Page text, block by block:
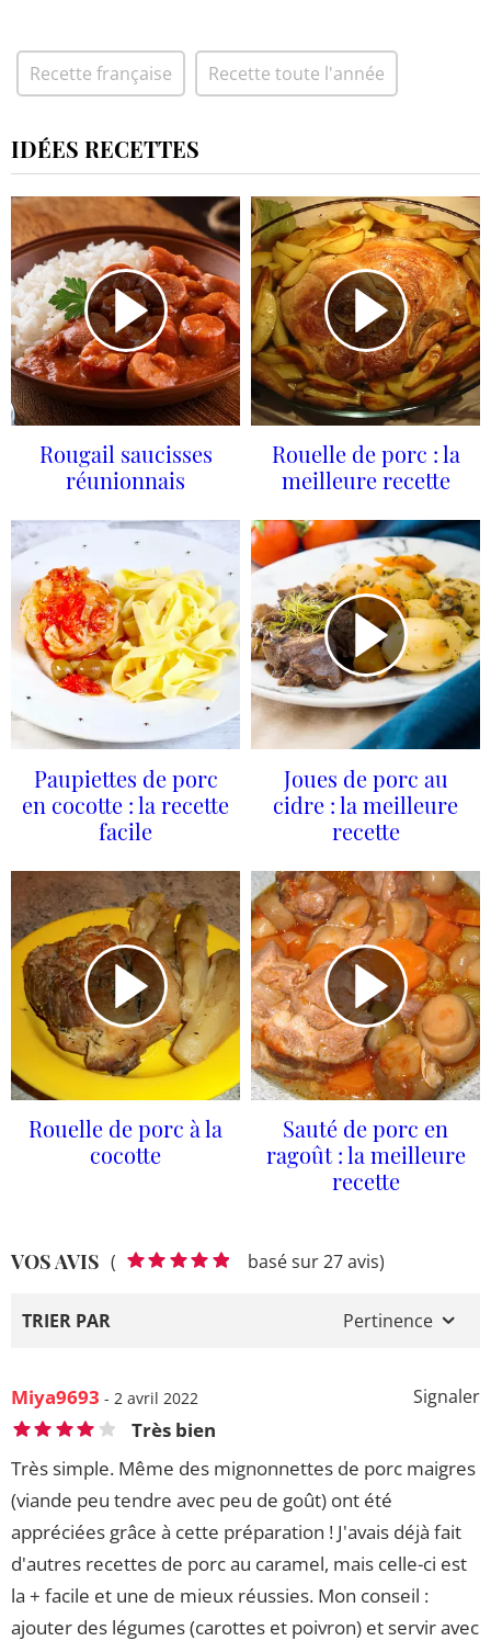
Recette française Recette toute l'année
IDÉES RECETTES
Rougail saucisses
réunionnais
Rouelle de porc : la
meilleure recette
Paupiettes de porc
en cocotte : la recette
facile
Joues de porc au
cidre : la meilleure
recette
Rouelle de porc à la
cocotte
Sauté de porc en
ragoût : la meilleure
recette
VOS AVIS ( basé sur 27 avis)
TRIER PAR Pertinence
Signaler
Miya9693 - 2 avril 2022
Très bien
Très simple. Même des mignonnettes de porc maigres
(viande peu tendre avec peu de goût) ont été
appréciées grâce à cette préparation ! J'avais déjà fait
d'autres recettes de porc au caramel, mais celle-ci est
la + facile et une de mieux réussies. Mon conseil :
ajouter des légumes (carottes et poivron) et servir avec